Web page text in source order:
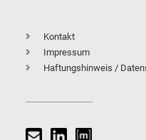
Kontakt
Impressum
Haftungshinweis /